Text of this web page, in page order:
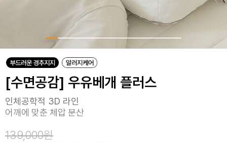
[수면공감] 우유베개 플러스
인체공학적 3D 라인
어깨에 맞춘 체압 분산
139,000원